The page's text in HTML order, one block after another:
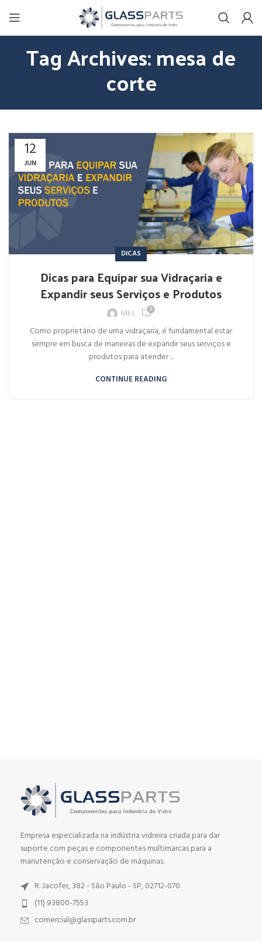
Tag Archives: mesa de
corte
12
JUN
DICAS
Dicas para Equipar sua Vidraçaria e
Expandir seus Serviços e Produtos
Mkt 0
Como proprietário de uma vidraçaria, é fundamental estar
sempre em busca de maneiras de expandir seus serviços e
produtos para atender ...
CONTINUE READING
Empresa especializada na indústria vidreira criada para dar
suporte com peças e componentes multimarcas para a
manutenção e conservação de máquinas.
R. Jacofer, 382 - São Paulo - SP, 02712-070
(11) 93800-7553
comercial@glassparts.com.br